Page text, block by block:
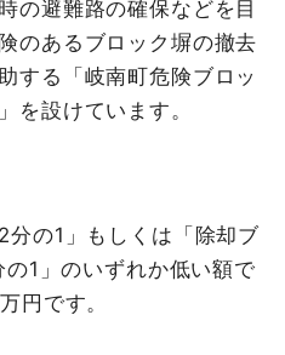
の避難路の確保などを目
のあるブロック塀の撤去
する「岐南町危険ブロッ
を設けています。
の1」もしくは「除却ブ
1」のいずれか低い額で
円です。